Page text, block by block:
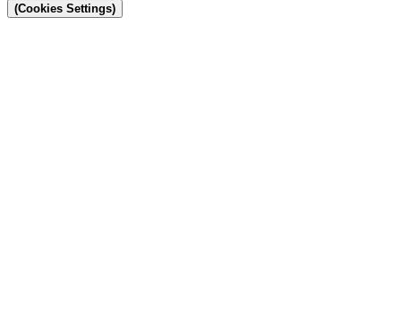
(Cookies Settings)